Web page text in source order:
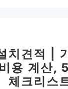
치견적 |
용 계산,
체크리스